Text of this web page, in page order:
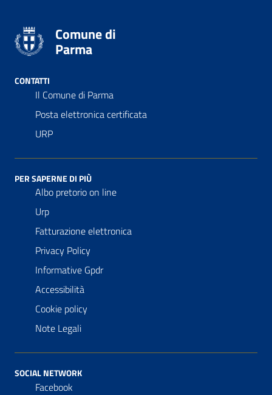
Comune di
Parma
CONTATTI
Il Comune di Parma
Posta elettronica certificata
URP
PER SAPERNE DI PIÙ
Albo pretorio on line
Urp
Fatturazione elettronica
Privacy Policy
Informative Gpdr
Accessibilità
Cookie policy
Note Legali
SOCIAL NETWORK
Facebook